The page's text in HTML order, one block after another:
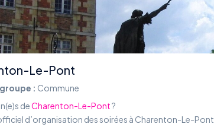
Le-Pont
: Commune
deCharenton-Le-Pont?
d’organisation des soirées à Charenton-Le-Pont.